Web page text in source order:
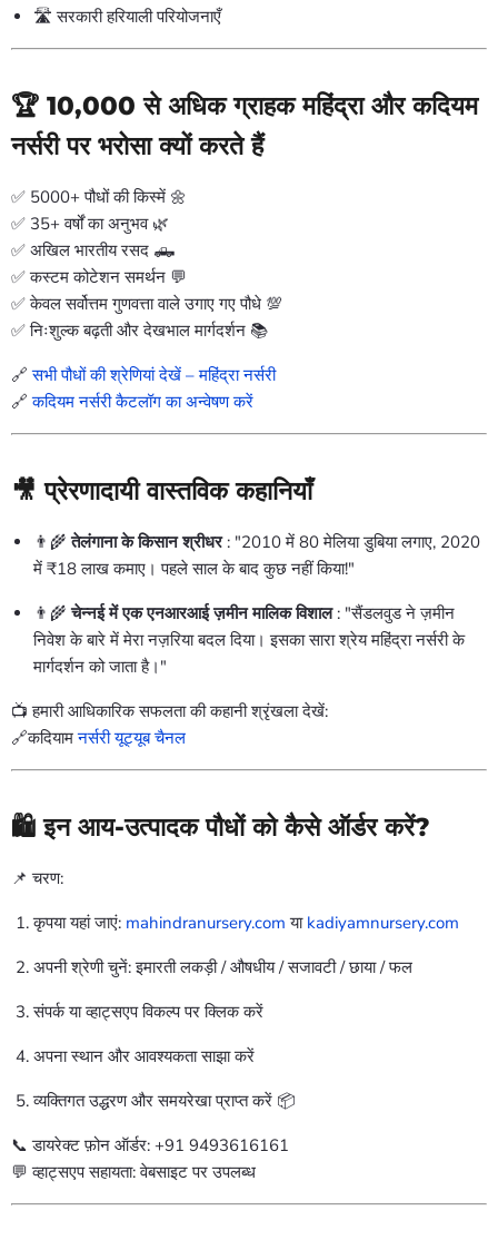
🛣️ सरकारी हरियाली परियोजनाएँ
🏆 10,000 से अधिक ग्राहक महिंद्रा और कदियम
नर्सरी पर भरोसा क्यों करते हैं
✅ 5000+ पौधों की किस्में 🌼
✅ 35+ वर्षों का अनुभव 🌿
✅ अखिल भारतीय रसद 🛻
✅ कस्टम कोटेशन समर्थन 💬
✅ केवल सर्वोत्तम गुणवत्ता वाले उगाए गए पौधे 💯
✅ निःशुल्क बढ़ती और देखभाल मार्गदर्शन 📚
🔗 सभी पौधों की श्रेणियां देखें – महिंद्रा नर्सरी
🔗 कदियम नर्सरी कैटलॉग का अन्वेषण करें
🎥 प्रेरणादायी वास्तविक कहानियाँ
👨🌾 तेलंगाना के किसान श्रीधर : "2010 में 80 मेलिया डुबिया लगाए, 2020
में ₹18 लाख कमाए। पहले साल के बाद कुछ नहीं किया!"
👨🌾 चेन्नई में एक एनआरआई ज़मीन मालिक विशाल : "सैंडलवुड ने ज़मीन
निवेश के बारे में मेरा नज़रिया बदल दिया। इसका सारा श्रेय महिंद्रा नर्सरी के
मार्गदर्शन को जाता है।"
📺 हमारी आधिकारिक सफलता की कहानी श्रृंखला देखें:
🔗कदियाम नर्सरी यूट्यूब चैनल
🛍️ इन आय-उत्पादक पौधों को कैसे ऑर्डर करें?
📌 चरण:
कृपया यहां जाएं: mahindranursery.com या kadiyamnursery.com
अपनी श्रेणी चुनें: इमारती लकड़ी / औषधीय / सजावटी / छाया / फल
संपर्क या व्हाट्सएप विकल्प पर क्लिक करें
अपना स्थान और आवश्यकता साझा करें
व्यक्तिगत उद्धरण और समयरेखा प्राप्त करें 📦
📞 डायरेक्ट फ़ोन ऑर्डर: +91 9493616161
💬 व्हाट्सएप सहायता: वेबसाइट पर उपलब्ध